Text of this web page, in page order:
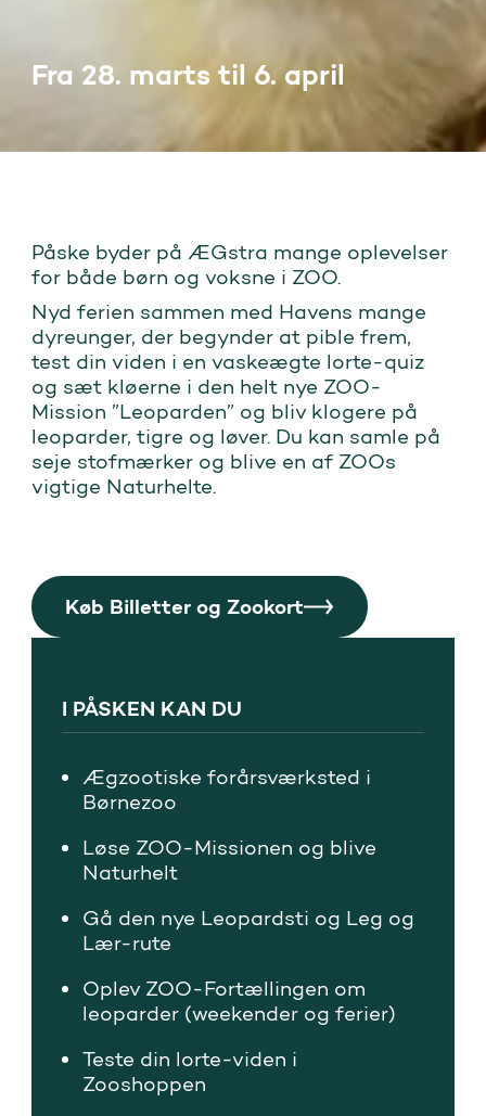
Fra 28. marts til 6. april
Påske byder på ÆGstra mange oplevelser
for både børn og voksne i ZOO.
Nyd ferien sammen med Havens mange
dyreunger, der begynder at pible frem,
test din viden i en vaskeægte lorte-quiz
og sæt kløerne i den helt nye ZOO-
Mission ”Leoparden” og bliv klogere på
leoparder, tigre og løver. Du kan samle på
seje stofmærker og blive en af ZOOs
vigtige Naturhelte.
Køb Billetter og Zookort
I PÅSKEN KAN DU
Ægzootiske forårsværksted i
Børnezoo
Løse ZOO-Missionen og blive
Naturhelt
Gå den nye Leopardsti og Leg og
Lær-rute
Oplev ZOO-Fortællingen om
leoparder (weekender og ferier)
Teste din lorte-viden i
Zooshoppen